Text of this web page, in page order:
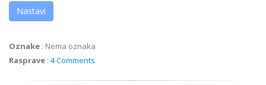
Nastavi
Oznake : Nema oznaka
Rasprave : 4 Comments